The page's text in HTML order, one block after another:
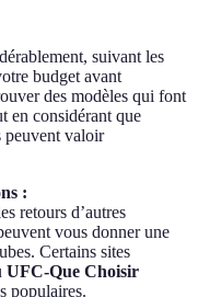
suivant les
budget avant
des modèles qui font
en considérant que
peuvent valoir
:
retours d’autres
vous donner une
Certains sites
UFC-Que Choisir
populaires.